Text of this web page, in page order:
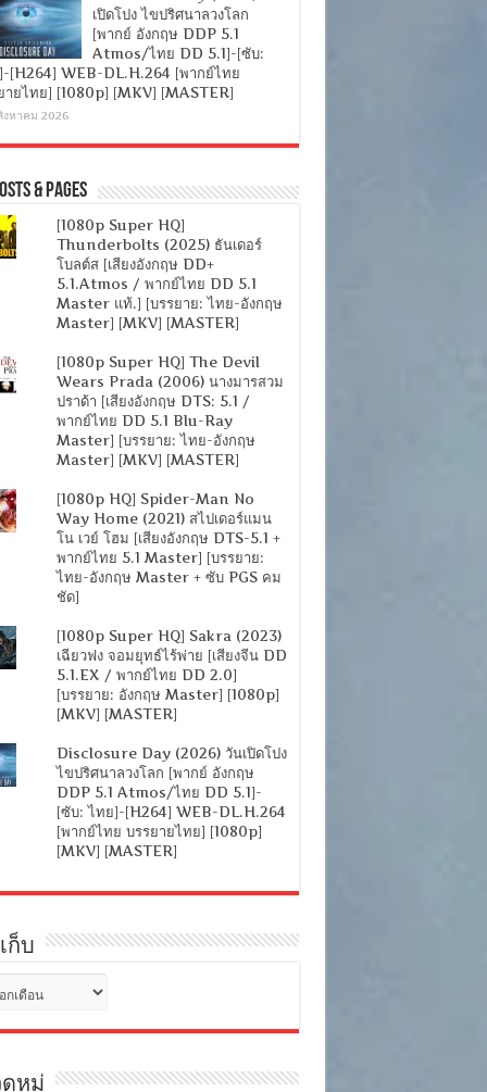
เปิดโปง ไขปริศนาลวงโลก
[พากย์ อังกฤษ DDP 5.1
Atmos/ไทย DD 5.1]-[ซับ:
[H264] WEB-DL.H.264 [พากย์ไทย
ายไทย] [1080p] [MKV] [MASTER]
งหาคม 2026
& Pages
[1080p Super HQ]
Thunderbolts (2025) ธันเดอร์
โบลต์ส [เสียงอังกฤษ DD+
5.1.Atmos / พากย์ไทย DD 5.1
Master แท้.] [บรรยาย: ไทย-อังกฤษ
Master] [MKV] [MASTER]
[1080p Super HQ] The Devil
Wears Prada (2006) นางมารสวม
ปราด้า [เสียงอังกฤษ DTS: 5.1 /
พากย์ไทย DD 5.1 Blu-Ray
Master] [บรรยาย: ไทย-อังกฤษ
Master] [MKV] [MASTER]
[1080p HQ] Spider-Man No
Way Home (2021) สไปเดอร์แมน
โน เวย์ โฮม [เสียงอังกฤษ DTS-5.1 +
พากย์ไทย 5.1 Master] [บรรยาย:
ไทย-อังกฤษ Master + ซับ PGS คม
ชัด]
[1080p Super HQ] Sakra (2023)
เฉียวฟง จอมยุทธ์ไร้พ่าย [เสียงจีน DD
5.1.EX / พากย์ไทย DD 2.0]
[บรรยาย: อังกฤษ Master] [1080p]
[MKV] [MASTER]
Disclosure Day (2026) วันเปิดโปง
ไขปริศนาลวงโลก [พากย์ อังกฤษ
DDP 5.1 Atmos/ไทย DD 5.1]-
[ซับ: ไทย]-[H264] WEB-DL.H.264
[พากย์ไทย บรรยายไทย] [1080p]
[MKV] [MASTER]
ก็บ
หมู่